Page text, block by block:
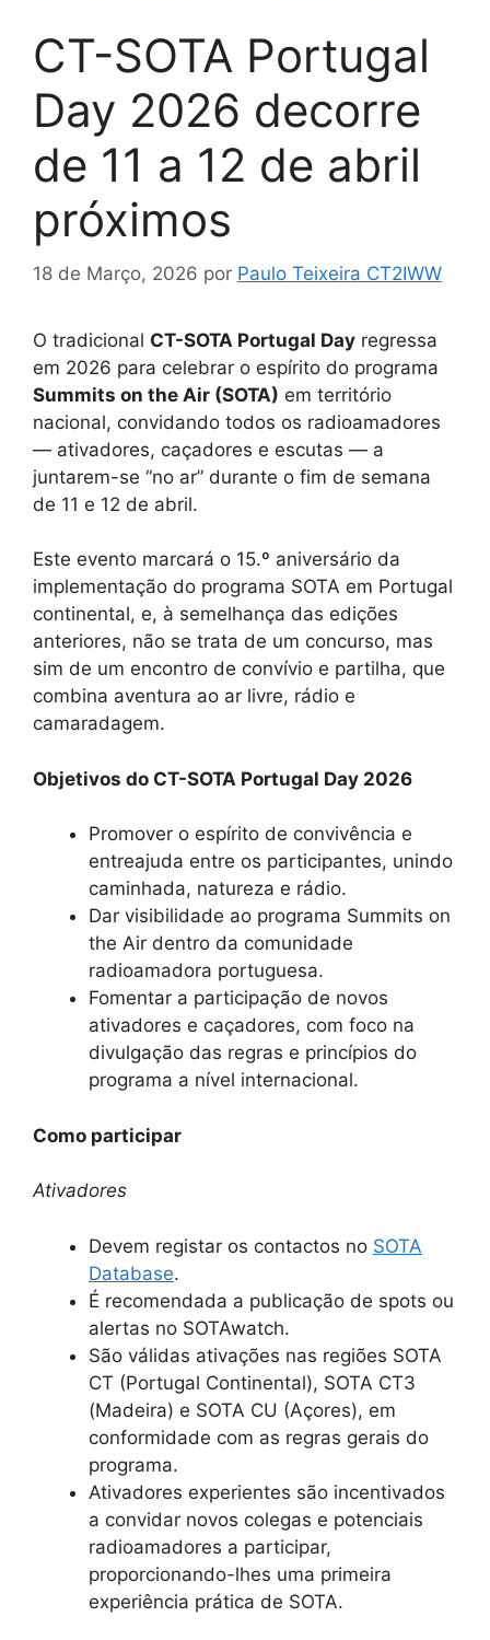
CT-SOTA Portugal
Day 2026 decorre
de 11 a 12 de abril
próximos
18 de Março, 2026 por Paulo Teixeira CT2IWW
O tradicional CT-SOTA Portugal Day regressa
em 2026 para celebrar o espírito do programa
Summits on the Air (SOTA) em território
nacional, convidando todos os radioamadores
— ativadores, caçadores e escutas — a
juntarem-se “no ar” durante o fim de semana
de 11 e 12 de abril.
Este evento marcará o 15.º aniversário da
implementação do programa SOTA em Portugal
continental, e, à semelhança das edições
anteriores, não se trata de um concurso, mas
sim de um encontro de convívio e partilha, que
combina aventura ao ar livre, rádio e
camaradagem.
Objetivos do CT-SOTA Portugal Day 2026
Promover o espírito de convivência e
entreajuda entre os participantes, unindo
caminhada, natureza e rádio.
Dar visibilidade ao programa Summits on
the Air dentro da comunidade
radioamadora portuguesa.
Fomentar a participação de novos
ativadores e caçadores, com foco na
divulgação das regras e princípios do
programa a nível internacional.
Como participar
Ativadores
Devem registar os contactos no SOTA
Database.
É recomendada a publicação de spots ou
alertas no SOTAwatch.
São válidas ativações nas regiões SOTA
CT (Portugal Continental), SOTA CT3
(Madeira) e SOTA CU (Açores), em
conformidade com as regras gerais do
programa.
Ativadores experientes são incentivados
a convidar novos colegas e potenciais
radioamadores a participar,
proporcionando-lhes uma primeira
experiência prática de SOTA.